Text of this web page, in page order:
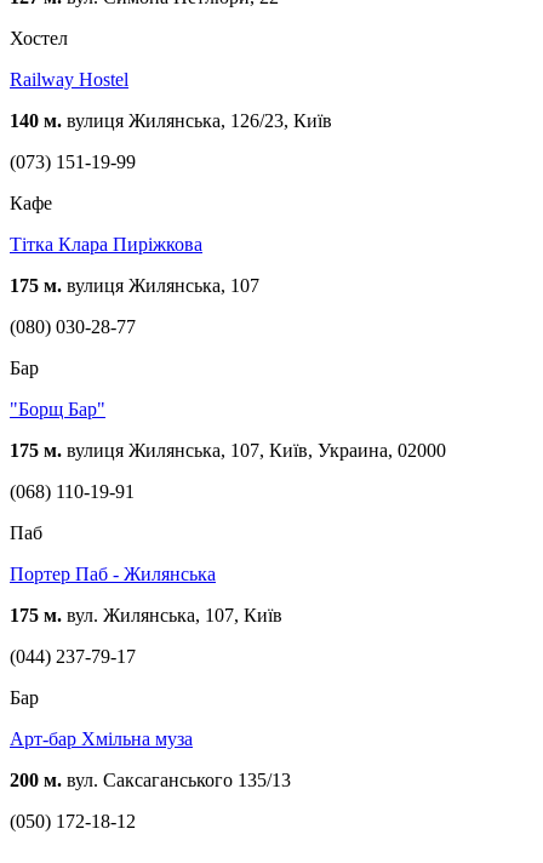
Хостел
Railway Hostel
140 м. вулиця Жилянська, 126/23, Київ
(073) 151-19-99
Кафе
Тітка Клара Пиріжкова
175 м. вулиця Жилянська, 107
(080) 030-28-77
Бар
"Борщ Бар"
175 м. вулиця Жилянська, 107, Київ, Украина, 02000
(068) 110-19-91
Паб
Портер Паб - Жилянська
175 м. вул. Жилянська, 107, Київ
(044) 237-79-17
Бар
Арт-бар Хмільна муза
200 м. вул. Саксаганського 135/13
(050) 172-18-12